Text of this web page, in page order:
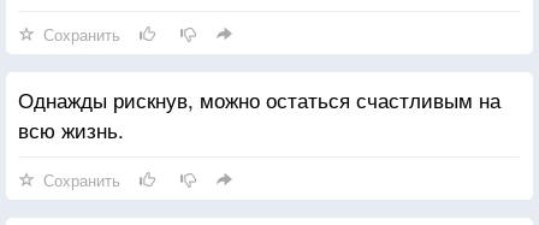
Сохранить
Однажды рискнув, можно остаться счастливым на
всю жизнь.
Сохранить